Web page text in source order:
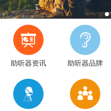
助听器资讯 助听器品牌